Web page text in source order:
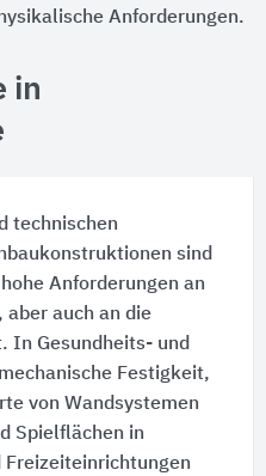
Anforderungen.
in
technischen
sind
Anforderungen an
aber auch an die
In Gesundheits- und
Festigkeit,
von Wandsystemen
Spielflächen in